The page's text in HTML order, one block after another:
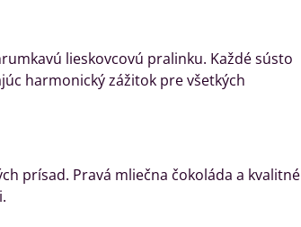
lieskovcovú pralinku. Každé sústo
harmonický zážitok pre všetkých
prísad. Pravá mliečna čokoláda a kvalitné